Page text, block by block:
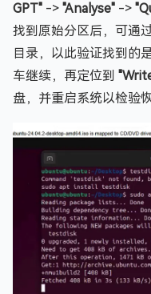
GPT" -> "Analyse" ->
找到原始分区后，可通
目录，以此验证找到的
车继续，再定位到
盘，并重启系统以检验